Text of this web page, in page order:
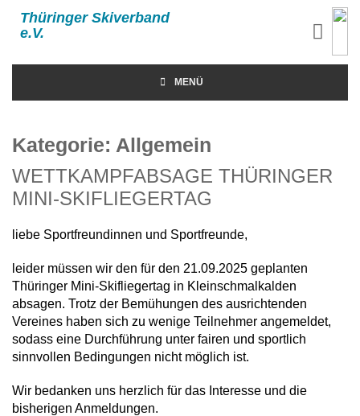
Thüringer Skiverband
e.V.
MENÜ
Kategorie: Allgemein
WETTKAMPFABSAGE THÜRINGER
MINI-SKIFLIEGERTAG
liebe Sportfreundinnen und Sportfreunde,
leider müssen wir den für den 21.09.2025 geplanten
Thüringer Mini-Skifliegertag in Kleinschmalkalden
absagen. Trotz der Bemühungen des ausrichtenden
Vereines haben sich zu wenige Teilnehmer angemeldet,
sodass eine Durchführung unter fairen und sportlich
sinnvollen Bedingungen nicht möglich ist.
Wir bedanken uns herzlich für das Interesse und die
bisherigen Anmeldungen.